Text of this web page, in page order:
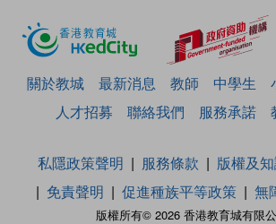
關於教城 最新消息 教師 中學生
人才招募
聯絡我們 服務承諾
版權所有© 2026 香港教育城有限
私隱政策聲明 服務條款
版權及
免責聲明
促進種族平等政策 無